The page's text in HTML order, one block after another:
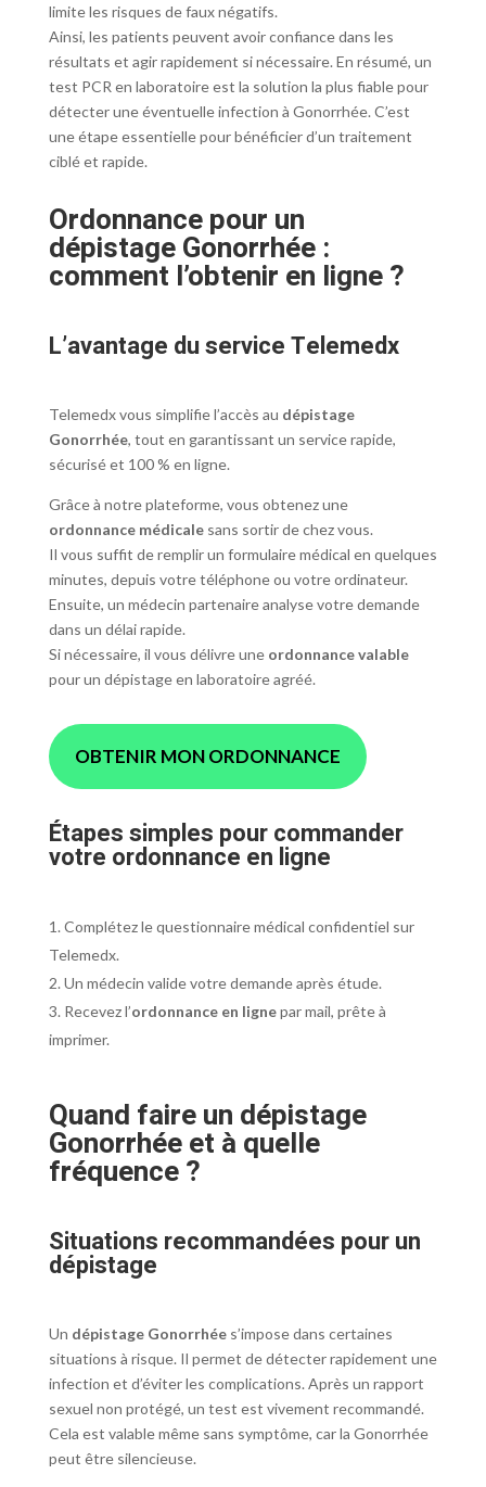
limite les risques de faux négatifs.
Ainsi, les patients peuvent avoir confiance dans les
résultats et agir rapidement si nécessaire. En résumé, un
test PCR en laboratoire est la solution la plus fiable pour
détecter une éventuelle infection à Gonorrhée. C’est
une étape essentielle pour bénéficier d’un traitement
ciblé et rapide.
Ordonnance pour un
dépistage Gonorrhée :
comment l’obtenir en ligne ?
L’avantage du service Telemedx
Telemedx vous simplifie l’accès au dépistage
Gonorrhée, tout en garantissant un service rapide,
sécurisé et 100 % en ligne.
Grâce à notre plateforme, vous obtenez une
ordonnance médicalesans sortir de chez vous.
Il vous suffit de remplir un formulaire médical en quelques
minutes, depuis votre téléphone ou votre ordinateur.
Ensuite, un médecin partenaire analyse votre demande
dans un délai rapide.
Si nécessaire, il vous délivre une ordonnance valable
pour un dépistage en laboratoire agréé.
OBTENIR MON ORDONNANCE
Étapes simples pour commander
votre ordonnance en ligne
Complétez le questionnaire médical confidentiel sur
Telemedx.
Un médecin valide votre demande après étude.
Recevez l’ordonnance en lignepar mail, prête à
imprimer.
Quand faire un dépistage
Gonorrhée et à quelle
fréquence ?
Situations recommandées pour un
dépistage
Un dépistage Gonorrhées’impose dans certaines
situations à risque. Il permet de détecter rapidement une
infection et d’éviter les complications. Après un rapport
sexuel non protégé, un test est vivement recommandé.
Cela est valable même sans symptôme, car la Gonorrhée
peut être silencieuse.